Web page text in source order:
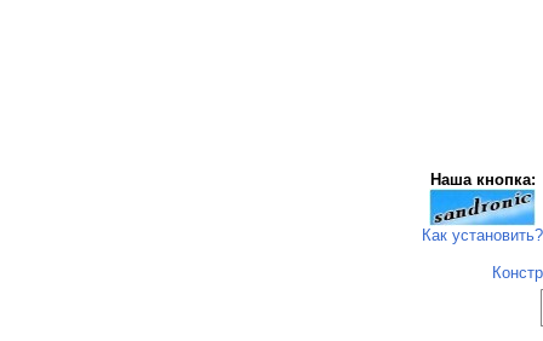
Наша кнопка:
Как установить?